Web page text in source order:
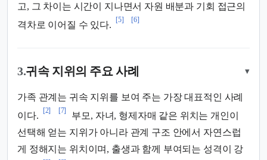
고, 그 차이는 시간이 지나면서 자원 배분과 기회 접근의
격차로 이어질 수 있다.
[5] [6]
3.귀속 지위의 주요 사례 ▾
가족 관계는 귀속 지위를 보여 주는 가장 대표적인 사례
이다.
[2] [7]
부모, 자녀, 형제자매 같은 위치는 개인이
선택해 얻는 지위가 아니라 관계 구조 안에서 자연스럽
게 정해지는 위치이며, 출생과 함께 부여되는 성격이 강